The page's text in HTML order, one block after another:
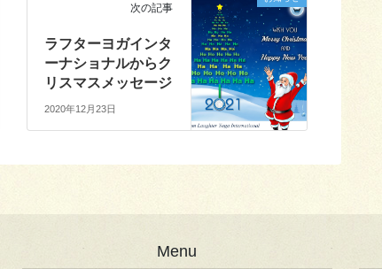
次の記事
ラフターヨガインタ
ーナショナルからク
リスマスメッセージ
2020年12月23日
Menu